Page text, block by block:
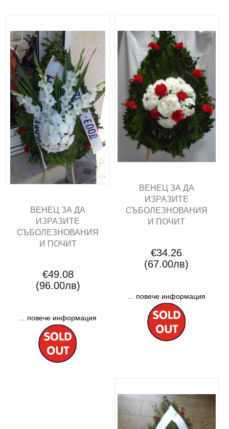
ВЕНЕЦ ЗА ДА
ИЗРАЗИТЕ
СЪБОЛЕЗНОВАНИЯ
И ПОЧИТ
€49.08
(96.00лв)
... повече информация
ВЕНЕЦ ЗА ДА
ИЗРАЗИТЕ
СЪБОЛЕЗНОВАНИЯ
И ПОЧИТ
€34.26
(67.00лв)
... повече информация